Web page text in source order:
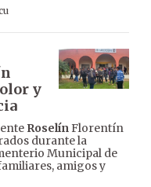
y
RoselínFlorentín
durante la
Municipal de
amigos y